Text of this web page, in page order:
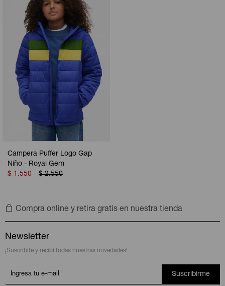
Campera Puffer Logo Gap
Niño - Royal Gem
$ 1.550 $ 2.550
Compra online y retira gratis en nuestra tienda
Newsletter
¡Suscribite y recibí todas nuestras novedades!
Suscribirme
Camperas
Musculosas
Shorts
Vestidos y polleras
Pijamas
Camperas
Chalecos
Shorts
Ropa interior
Polos
Camperas
Chalecos
Ropa interior
Pijamas
Camperas
Pijamas
Sets
Sets